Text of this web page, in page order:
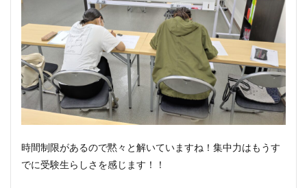
時間制限があるので黙々と解いていますね！集中力はもうす
でに受験生らしさを感じます！！